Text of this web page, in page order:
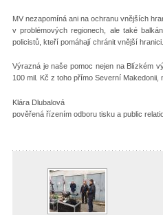
MV nezapomíná ani na ochranu vnějších
v problémových regionech, ale také
policistů, kteří pomáhají chránit vnější
Výrazná je naše pomoc nejen na Blízkém
100 mil. Kč z toho přímo Severní Makedonii,
Klára Dlubalová
pověřená řízením odboru tisku a public